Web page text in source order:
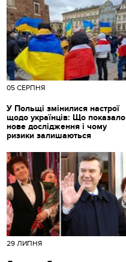
05 СЕРПНЯ
У Польщі змінилися настрої
щодо українців: Що показало
нове дослідження і чому
ризики залишаються
29 ЛИПНЯ